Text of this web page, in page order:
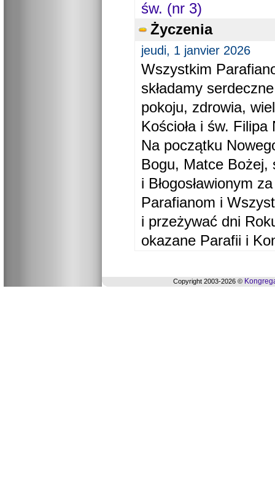
św. (nr 3)
Życzenia
jeudi, 1 janvier 2026
Wszystkim
składamy
pokoju, zdrowia,
Kościoła i św. Filipa
Na początku
Bogu, Matce Bożej,
i Błogosławionym
Parafianom i
i przeżywać dni
okazane Parafii i
Copyright 2003-2026 ©